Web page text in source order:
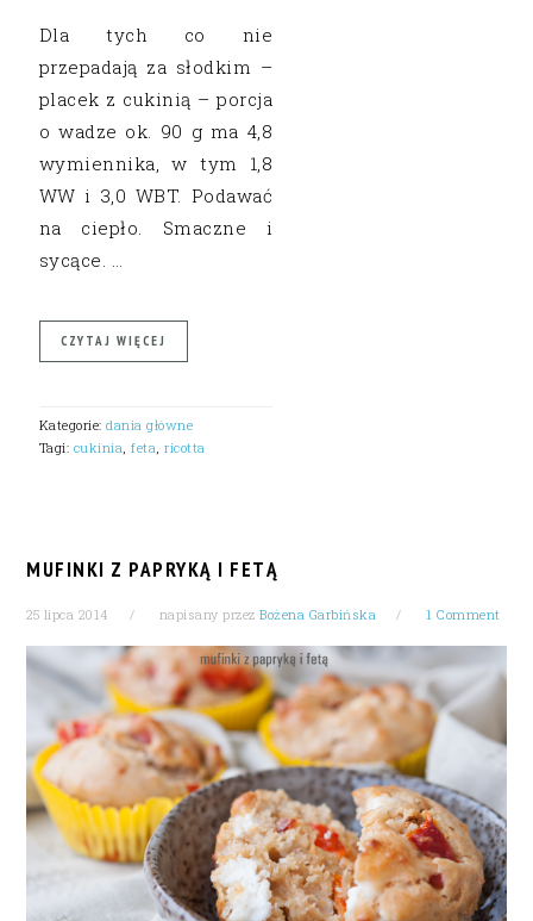
Dla tych co nie
przepadają za słodkim –
placek z cukinią – porcja
o wadze ok. 90 g ma 4,8
wymiennika, w tym 1,8
WW i 3,0 WBT. Podawać
na ciepło. Smaczne i
sycące. …
CZYTAJ WIĘCEJ
Kategorie:dania główne
Tagi: cukinia,feta,ricotta
MUFINKI Z PAPRYKĄ I FETĄ
25 lipca 2014 napisany przezBożena Garbińska 1 Comment